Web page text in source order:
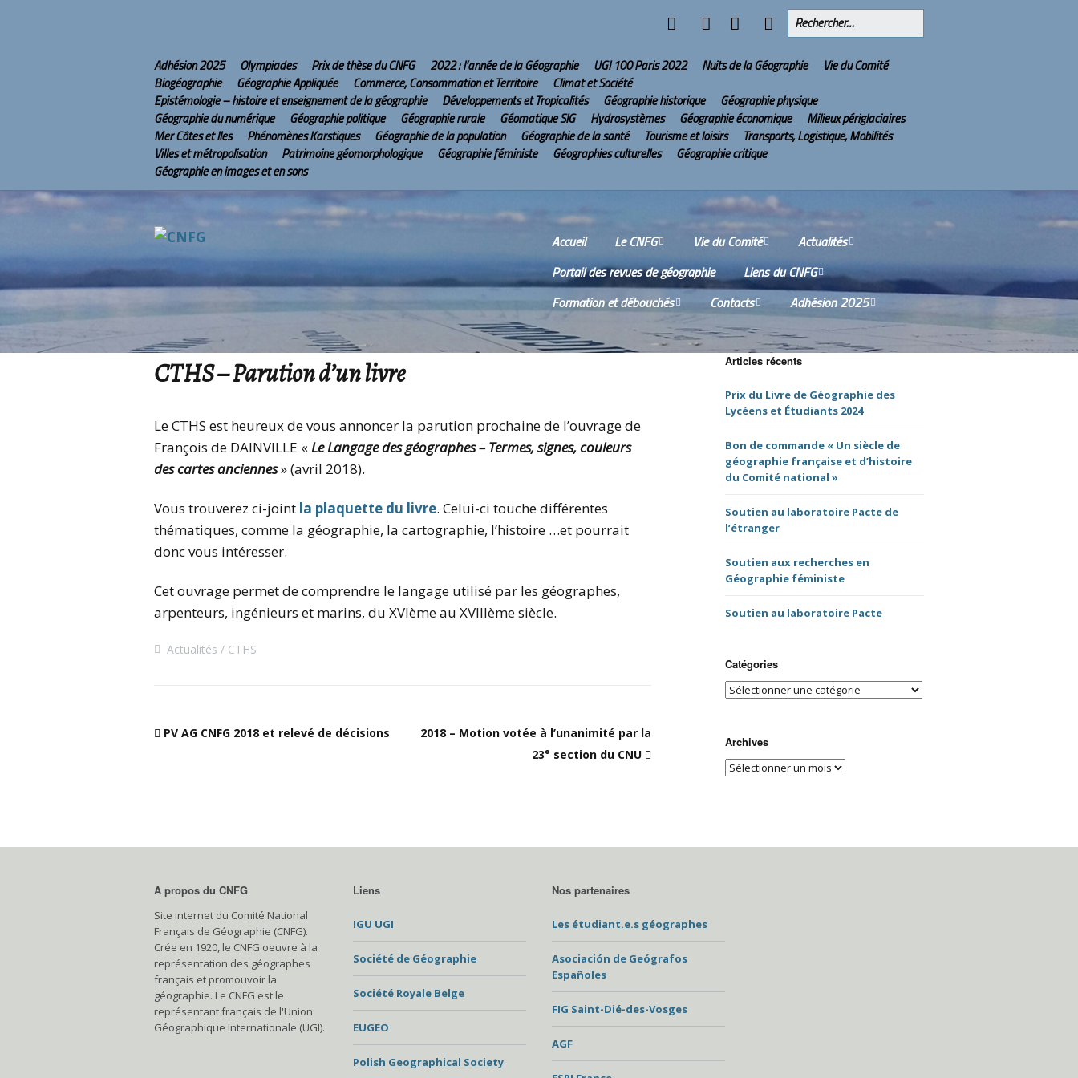
Adhésion 2025 Olympiades Prix de thèse du CNFG 2022 : l’année de la Géographie UGI 100 Paris 2022 Nuits de la Géographie
Vie du Comité
Biogéographie
Géographie Appliquée Commerce, Consommation et Territoire
Climat et Société
Epistémologie – histoire et enseignement de la géographie
Développements et Tropicalités Géographie historique
Géographie physique
Géographie du numérique
Géographie politique Géographie rurale Géomatique SIG Hydrosystèmes Géographie économique
Milieux périglaciaires
Mer Côtes et Iles
Phénomènes Karstiques Géographie de la population Géographie de la santé Tourisme et loisirs
Transports, Logistique, Mobilités
Villes et métropolisation
Patrimoine géomorphologique Géographie féministe Géographies culturelles
Géographie critique
Géographie en images et en sons
Accueil
Le CNFG
Le CNFG sur Internet
Conseil scientifique
Bureau
Droits d’accès CNIL
Vie du Comité
Commissions
Comptes-rendus des
réunions du Conseil
Scientifique
l’Assemblée Générale
du CNFG
Autres comptes-rendus
du CNFG
Prix du livre
Forums binationaux
Actualités
Olympiades Nationales
de Géographie
2022 : l’année de la
Géographie
Nuits de la Géographie
Prochains évènements
Portail des revues de géographie
Liens du CNFG
Nos partenaires
Formation et débouchés
Wikis
Charte internationale de
Contacts
Où sommes-nous ?
Adhésion 2025
Services aux adhérents
CTHS – Parution d’un livre
Le CTHS est heureux de vous annoncer la parution prochaine de l’ouvrage de
François de DAINVILLE « Le Langage des géographes – Termes, signes, couleurs
des cartes anciennes» (avril 2018).
Vous trouverez ci-joint la plaquette du livre. Celui-ci touche différentes
thématiques, comme la géographie, la cartographie, l’histoire …et pourrait
donc vous intéresser.
Cet ouvrage permet de comprendre le langage utilisé par les géographes,
arpenteurs, ingénieurs et marins, du XVIème au XVIIIème siècle.
Actualités CTHS
PV AG CNFG 2018 et relevé de décisions
2018 – Motion votée à l’unanimité par la
23° section du CNU
Articles récents
Prix du Livre de Géographie des
Lycéens et Étudiants 2024
Bon de commande « Un siècle de
géographie française et d’histoire
du Comité national »
Soutien au laboratoire Pacte de
l’étranger
Soutien aux recherches en
Géographie féministe
Soutien au laboratoire Pacte
Catégories
Archives
A propos du CNFG
Site internet du Comité National
Français de Géographie (CNFG).
Crée en 1920, le CNFG oeuvre à la
représentation des géographes
français et promouvoir la
géographie. Le CNFG est le
représentant français de l'Union
Géographique Internationale (UGI).
Liens
IGU UGI
Société de Géographie
Société Royale Belge
EUGEO
Polish Geographical Society
Nos partenaires
Les étudiant.e.s géographes
Asociación de Geógrafos
Españoles
FIG Saint-Dié-des-Vosges
AGF